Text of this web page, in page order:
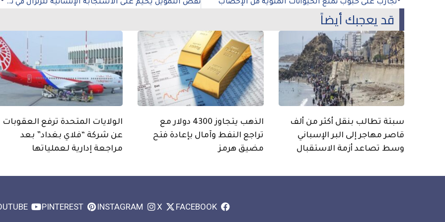
تجارب على حبوب تمنع الحيوانات المنوية من الإخصاب نقص التمويل يخيم على الاستجابة الإنسانية للزلزال في تركيا وسوريا
قد يعجبك أيضاً
سبتة تطالب بنقل أكثر من ألف
قاصر مهاجر إلى البر الإسباني
وسط تصاعد أزمة الاستقبال
الذهب يتجاوز 4300 دولار مع
تراجع النفط وآمال بإعادة فتح
مضيق هرمز
الولايات المتحدة ترفع العقوبات
عن شركة “فلاي بغداد” بعد
مراجعة إدارية لعملياتها
FACEBOOK
X
INSTAGRAM
PINTEREST